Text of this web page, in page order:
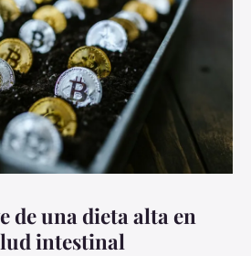
de una dieta alta en
intestinal